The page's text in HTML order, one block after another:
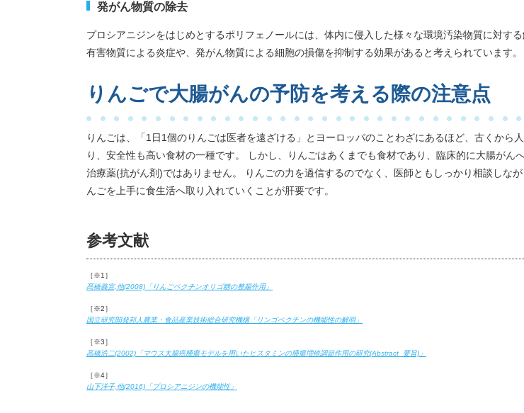
発がん物質の除去
プロシアニジンをはじめとするポリフェノールには、体内に侵入した様々な環境汚染物質に対す
有害物質による炎症や、発がん物質による細胞の損傷を抑制する効果があると考えられています。
りんごで大腸がんの予防を考える際の注意点
りんごは、「1日1個のりんごは医者を遠ざける」とヨーロッパのことわざにあるほど、古くから
り、安全性も高い食材の一種です。 しかし、りんごはあくまでも食材であり、臨床的に大腸がん
治療薬(抗がん剤)ではありません。 りんごの力を過信するのでなく、医師ともしっかり相談しな
んごを上手に食生活へ取り入れていくことが肝要です。
参考文献
［※1］
髙橋義宣,他(2008)「りんごペクチンオリゴ糖の整腸作用」
［※2］
国立研究開発邦人農業・食品産業技術総合研究機構「リンゴペクチンの機能性の解明」
［※3］
高橋浩二(2002)「マウス大腸癌腫瘍モデルを用いたヒスタミンの腫瘍増殖調節作用の研究(Abstract_要旨)」
［※4］
山下洋子,他(2016)「プロシアニジンの機能性」